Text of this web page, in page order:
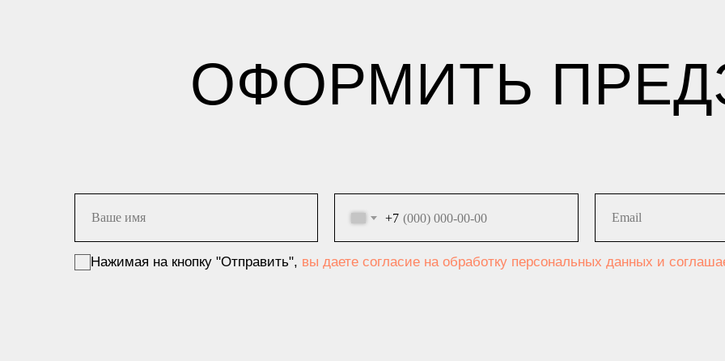
ОФОРМИТЬ
+7
Нажимая на кнопку "Отправить", вы даете согласие на обработку персональных данных и